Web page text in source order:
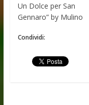
Un Dolce per San
Gennaro” by Mulino
Condividi: